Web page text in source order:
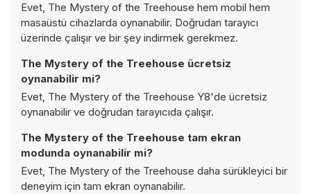
Evet, The Mystery of the Treehouse hem mobil hem
masaüstü cihazlarda oynanabilir. Doğrudan tarayıcı
üzerinde çalışır ve bir şey indirmek gerekmez.
The Mystery of the Treehouse ücretsiz
oynanabilir mi?
Evet, The Mystery of the Treehouse Y8'de ücretsiz
oynanabilir ve doğrudan tarayıcıda çalışır.
The Mystery of the Treehouse tam ekran
modunda oynanabilir mi?
Evet, The Mystery of the Treehouse daha sürükleyici bir
deneyim için tam ekran oynanabilir.